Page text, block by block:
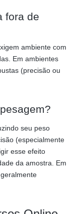
fora de
ambiente com
Em ambientes
(precisão ou
seu peso
(especialmente
esse efeito
da amostra. Em